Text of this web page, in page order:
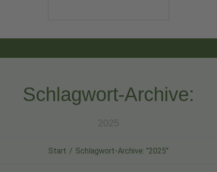
Schlagwort-Archive:
2025
Start Schlagwort-Archive: "2025"